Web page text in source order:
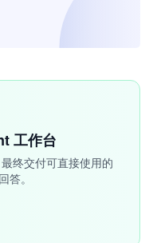
工作台
终交付可直接使用的
答。